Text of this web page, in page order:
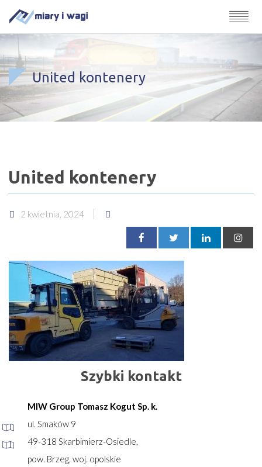
United kontenery
United kontenery
2 kwietnia, 2024
Szybki kontakt
MIW Group Tomasz Kogut Sp. k.
ul. Smaków 9
49-318 Skarbimierz-Osiedle,
pow. Brzeg, woj. opolskie